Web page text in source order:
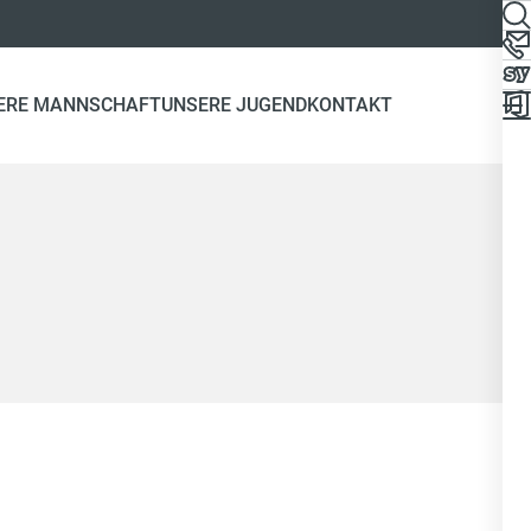
MANNSCHAFTUNSERE JUGENDKONTAKT